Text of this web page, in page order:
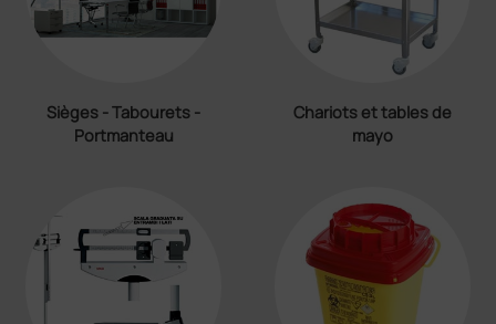
Sièges - Tabourets -
Portmanteau
Chariots et tables de
mayo